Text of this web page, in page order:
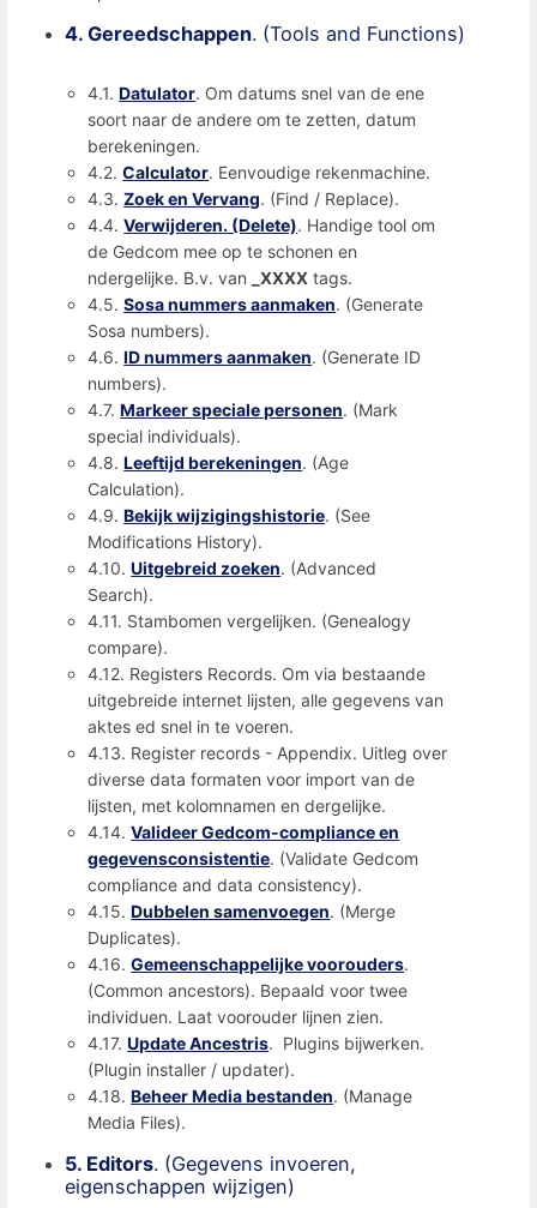
4. Gereedschappen. (Tools and Functions)
4.1.Datulator. Om datums snel van de ene
soort naar de andere om te zetten, datum
berekeningen.
4.2.Calculator. Eenvoudige rekenmachine.
4.3.Zoek en Vervang. (Find / Replace).
4.4.Verwijderen. (Delete). Handige tool om
de Gedcom mee op te schonen en
ndergelijke. B.v. van
_XXXX tags.
4.5.Sosa nummers aanmaken. (Generate
Sosa numbers).
4.6.ID nummers aanmaken. (Generate ID
numbers).
4.7.Markeer speciale personen. (Mark
special individuals).
4.8.Leeftijd berekeningen. (Age
Calculation).
4.9.Bekijk wijzigingshistorie. (See
Modifications History).
4.10.Uitgebreid zoeken. (Advanced
Search).
4.11. Stambomen vergelijken. (Genealogy
compare).
4.12. Registers Records. Om via bestaande
uitgebreide internet lijsten, alle gegevens van
aktes ed snel in te voeren.
4.13. Register records - Appendix. Uitleg over
diverse data formaten voor import van de
lijsten, met kolomnamen en dergelijke.
4.14.Valideer Gedcom-compliance en
gegevensconsistentie. (Validate Gedcom
compliance and data consistency).
4.15.Dubbelen samenvoegen. (Merge
Duplicates).
4.16.Gemeenschappelijke voorouders.
(Common ancestors). Bepaald voor twee
individuen. Laat voorouder lijnen zien.
4.17.Update Ancestris. Plugins bijwerken.
(Plugin installer / updater).
4.18.Beheer Media bestanden. (Manage
Media Files).
5. Editors. (Gegevens invoeren,
eigenschappen wijzigen)